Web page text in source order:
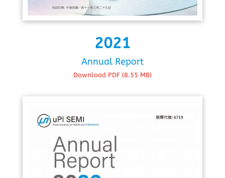
2021
Annual Report
Download PDF (8.55 MB)